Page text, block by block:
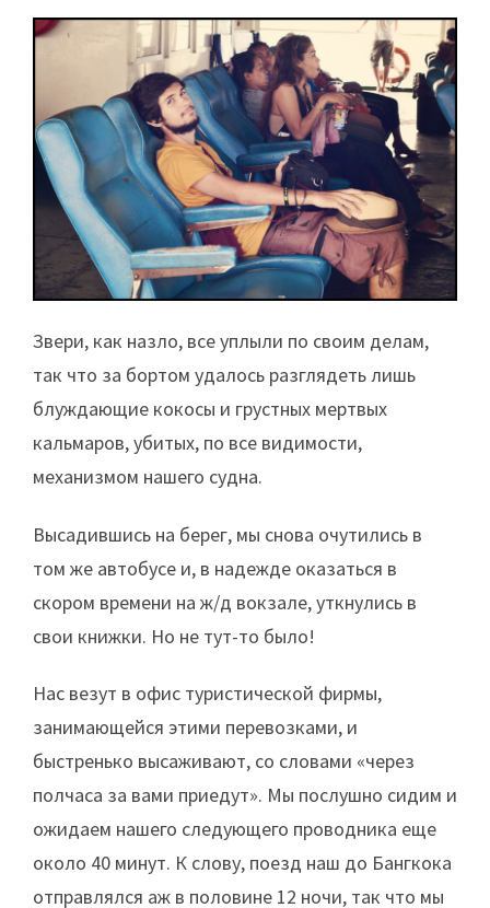
Звери, как назло, все уплыли по своим делам,
так что за бортом удалось разглядеть лишь
блуждающие кокосы и грустных мертвых
кальмаров, убитых, по все видимости,
механизмом нашего судна.
Высадившись на берег, мы снова очутились в
том же автобусе и, в надежде оказаться в
скором времени на ж/д вокзале, уткнулись в
свои книжки. Но не тут-то было!
Нас везут в офис туристической фирмы,
занимающейся этими перевозками, и
быстренько высаживают, со словами «через
полчаса за вами приедут». Мы послушно сидим и
ожидаем нашего следующего проводника еще
около 40 минут. К слову, поезд наш до Бангкока
отправлялся аж в половине 12 ночи, так что мы